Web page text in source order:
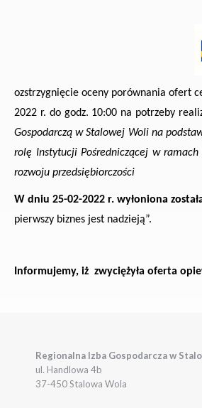
ozstrzygnięcie oceny porównania ofert
2022 r. do godz. 10:00 na potrzeby
Gospodarczą w Stalowej Woli na
rolę Instytucji Pośredniczącej w
rozwoju przedsiębiorczości
W dniu 25-02-2022 r. wyłoniona
pierwszy biznes jest nadzieją”.
Informujemy, iż zwyciężyła oferta
Regionalna Izba Gospodarcza w
ul. Handlowa 4b
37-450 Stalowa Wola